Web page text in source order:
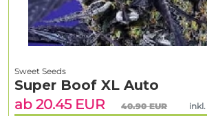
Sweet Seeds
Super Boof XL Auto
ab 20.45 EUR
40.90 EUR